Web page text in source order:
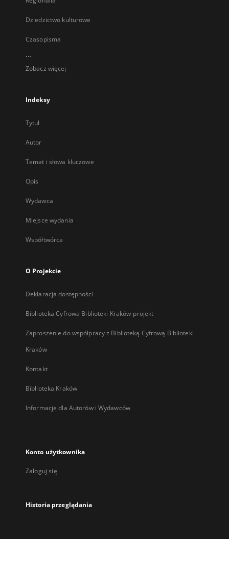
Dziedzictwo kulturowe
Czasopisma
...
Zobacz więcej
Indeksy
Tytuł
Autor
Temat i słowa kluczowe
Opis
Wydawca
Miejsce wydania
Współtwórca
O Projekcie
Deklaracja dostępności
Biblioteka Cyfrowa Biblioteki Kraków-projekt
Zaproszenie do współpracy z Biblioteką Cyfrową Biblioteki
Kraków
Kontakt
Biblioteka Kraków
Informacje dla Autorów i Wydawców
Konto użytkownika
Zaloguj się
Historia przeglądania